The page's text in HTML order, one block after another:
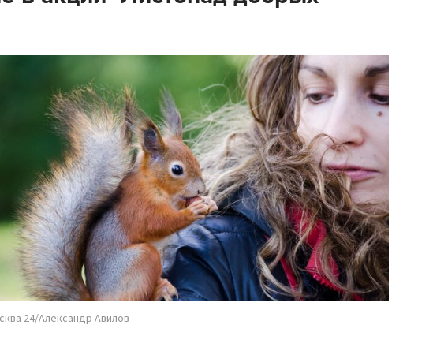
24/Александр Авилов